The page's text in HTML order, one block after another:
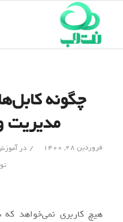
چگونه
مدیریت
فروردین ۲۸, ۱۴۰۰ / در
هیچ کاربری نمی‌خواهد